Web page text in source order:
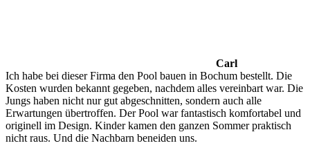
Carl
Ich habe bei dieser Firma den Pool bauen in Bochum bestellt. Die
Kosten wurden bekannt gegeben, nachdem alles vereinbart war. Die
Jungs haben nicht nur gut abgeschnitten, sondern auch alle
Erwartungen übertroffen. Der Pool war fantastisch komfortabel und
originell im Design. Kinder kamen den ganzen Sommer praktisch
nicht raus. Und die Nachbarn beneiden uns.